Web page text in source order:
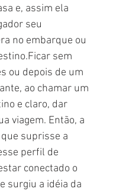
e, assim ela
seu
no embarque ou
sem
ou depois de um
ao chamar um
e claro, dar
viagem. Então, a
suprisse a
perfil de
conectado o
surgiu a idéia da